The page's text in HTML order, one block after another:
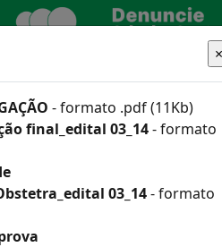
- formato .pdf (11Kb)
final_edital 03_14- formato
03_14- formato